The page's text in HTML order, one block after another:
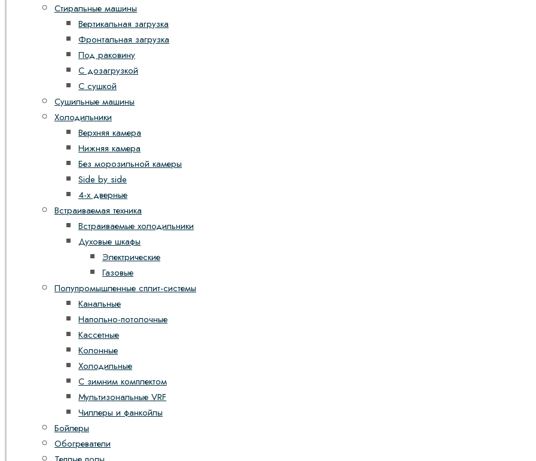
Стиральные машины
Вертикальная загрузка
Фронтальная загрузка
Под раковину
С дозагрузкой
С сушкой
Сушильные машины
Холодильники
Верхняя камера
Нижняя камера
Без морозильной камеры
Side by side
4-х дверные
Встраиваемая техника
Встраиваемые холодильники
Духовые шкафы
Электрические
Газовые
Полупромышленные сплит-системы
Канальные
Напольно-потолочные
Кассетные
Колонные
Холодильные
С зимним комплектом
Мультизональные VRF
Чиллеры и фанкойлы
Бойлеры
Обогреватели